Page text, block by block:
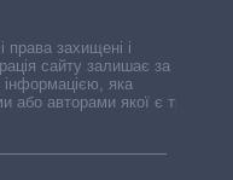
права захищені і
сайту залишає за
яка
або авторами якої є треті